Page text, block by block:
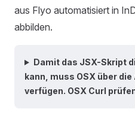
aus Flyo automatisiert in
abbilden.
Damit das JSX-Skript
kann, muss OSX über die
verfügen. OSX Curl